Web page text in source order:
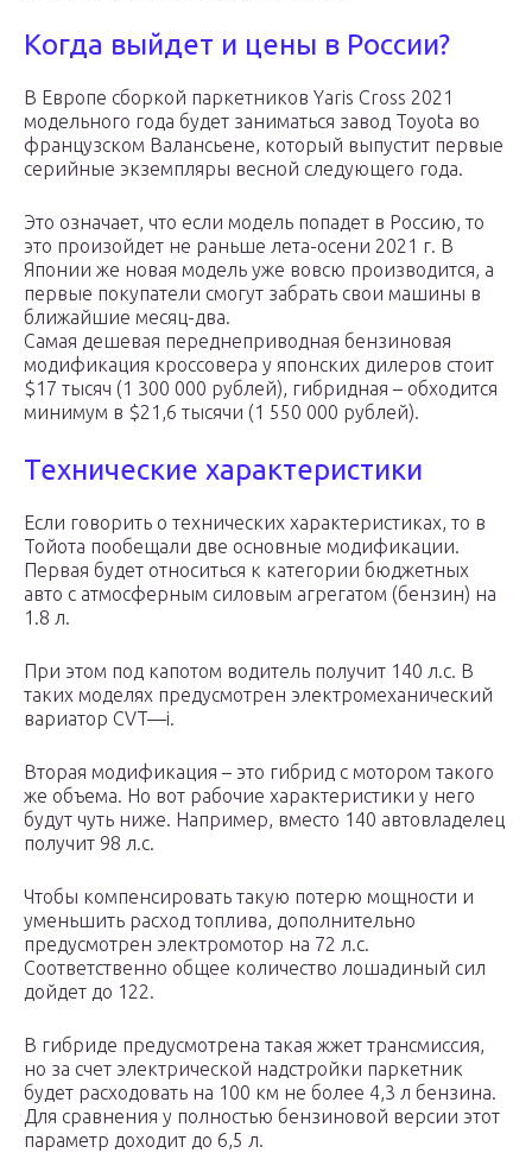
Когда выйдет и цены в России?
В Европе сборкой паркетников Yaris Cross 2021
модельного года будет заниматься завод Toyota во
французском Валансьене, который выпустит первые
серийные экземпляры весной следующего года.
Это означает, что если модель попадет в Россию, то
это произойдет не раньше лета-осени 2021 г. В
Японии же новая модель уже вовсю производится, а
первые покупатели смогут забрать свои машины в
ближайшие месяц-два.
Самая дешевая переднеприводная бензиновая
модификация кроссовера у японских дилеров стоит
$17 тысяч (1 300 000 рублей), гибридная – обходится
минимум в $21,6 тысячи (1 550 000 рублей).
Технические характеристики
Если говорить о технических характеристиках, то в
Тойота пообещали две основные модификации.
Первая будет относиться к категории бюджетных
авто с атмосферным силовым агрегатом (бензин) на
1.8 л.
При этом под капотом водитель получит 140 л.с. В
таких моделях предусмотрен электромеханический
вариатор CVT—i.
Вторая модификация – это гибрид с мотором такого
же объема. Но вот рабочие характеристики у него
будут чуть ниже. Например, вместо 140 автовладелец
получит 98 л.с.
Чтобы компенсировать такую потерю мощности и
уменьшить расход топлива, дополнительно
предусмотрен электромотор на 72 л.с.
Соответственно общее количество лошадиный сил
дойдет до 122.
В гибриде предусмотрена такая жжет трансмиссия,
но за счет электрической надстройки паркетник
будет расходовать на 100 км не более 4,3 л бензина.
Для сравнения у полностью бензиновой версии этот
параметр доходит до 6,5 л.